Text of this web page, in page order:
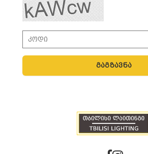
გაგზავნა